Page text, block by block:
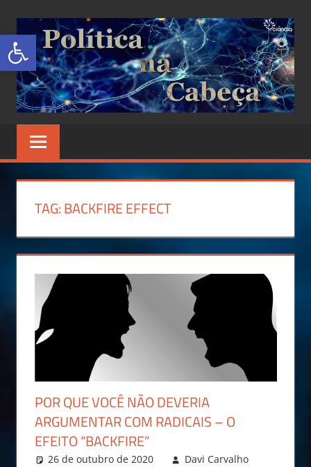
Abrir a barra de ferramentas
NA
CABEÇA
Site
TAG:BACKFIRE EFFECT
POR QUE VOCÊ NÃO DEVERIA
ARGUMENTAR COM RADICAIS – O
EFEITO “BACKFIRE”
26 de outubro de 2020
Davi Carvalho